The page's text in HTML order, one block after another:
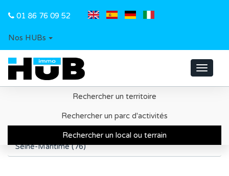
01 86 76 09 52
Nos HUBs
Toggle
Rechercher un territoire
Rechercher un parc d'activités
Rechercher un local ou terrain
Recherche d'un local ou d'un terrain
Métropole du Havre
À louer – Local d’activités de 503 m² à Oudalle –
Seine-Maritime (76)